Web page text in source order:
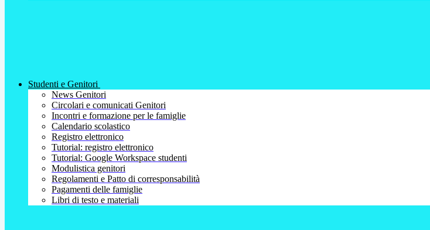
Studenti e Genitori
News Genitori
Circolari e comunicati Genitori
Incontri e formazione per le famiglie
Calendario scolastico
Registro elettronico
Tutorial: registro elettronico
Tutorial: Google Workspace studenti
Modulistica genitori
Regolamenti e Patto di corresponsabilità
Pagamenti delle famiglie
Libri di testo e materiali